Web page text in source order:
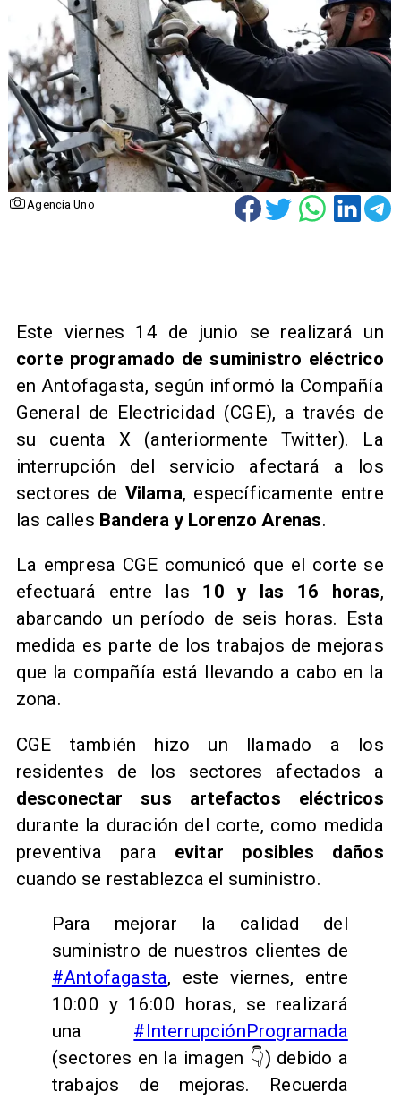
Agencia Uno
Este viernes 14 de junio se realizará un
corte programado de suministro eléctrico
en Antofagasta, según informó la Compañía
General de Electricidad (CGE), a través de
su cuenta X (anteriormente Twitter). La
interrupción del servicio afectará a los
sectores de Vilama, específicamente entre
las calles Bandera y Lorenzo Arenas.
La empresa CGE comunicó que el corte se
efectuará entre las 10 y las 16 horas,
abarcando un período de seis horas. Esta
medida es parte de los trabajos de mejoras
que la compañía está llevando a cabo en la
zona.
CGE también hizo un llamado a los
residentes de los sectores afectados a
desconectar sus artefactos eléctricos
durante la duración del corte, como medida
preventiva para evitar posibles daños
cuando se restablezca el suministro.
Para mejorar la calidad del
suministro de nuestros clientes de
#Antofagasta, este viernes, entre
10:00 y 16:00 horas, se realizará
una #InterrupciónProgramada
(sectores en la imagen 👇) debido a
trabajos de mejoras. Recuerda